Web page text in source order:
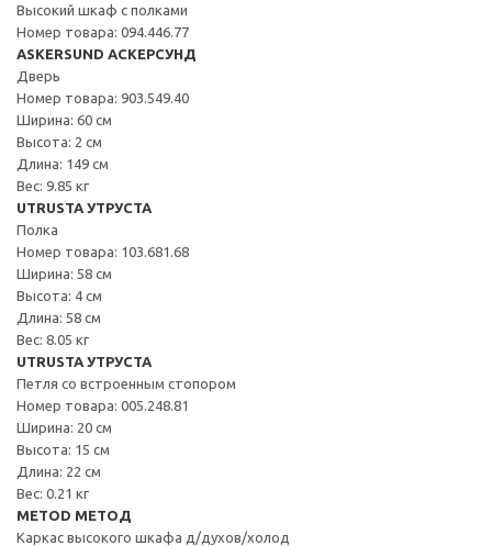
Высокий шкаф с полками
Номер товара: 094.446.77
ASKERSUND АСКЕРСУНД
Дверь
Номер товара: 903.549.40
Ширина: 60 см
Высота: 2 см
Длина: 149 см
Вес: 9.85 кг
UTRUSTA УТРУСТА
Полка
Номер товара: 103.681.68
Ширина: 58 см
Высота: 4 см
Длина: 58 см
Вес: 8.05 кг
UTRUSTA УТРУСТА
Петля со встроенным стопором
Номер товара: 005.248.81
Ширина: 20 см
Высота: 15 см
Длина: 22 см
Вес: 0.21 кг
METOD МЕТОД
Каркас высокого шкафа д/духов/холод